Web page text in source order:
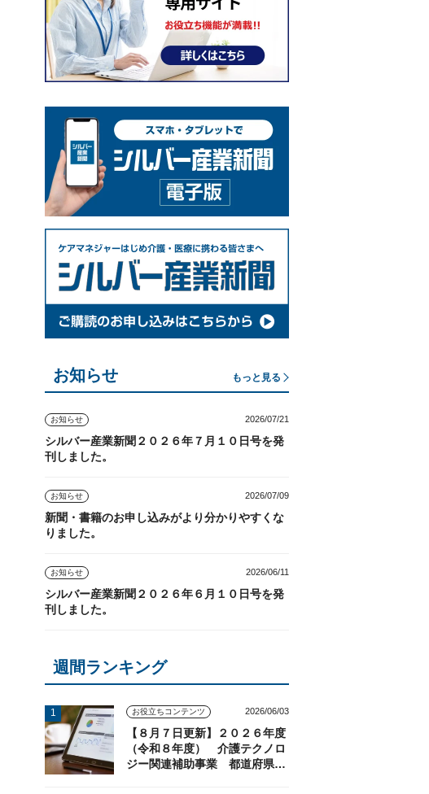
お知らせ もっと見る
お知らせ 2026/07/21
シルバー産業新聞２０２６年７月１０日号を発
刊しました。
お知らせ 2026/07/09
新聞・書籍のお申し込みがより分かりやすくな
りました。
お知らせ 2026/06/11
シルバー産業新聞２０２６年６月１０日号を発
刊しました。
週間ランキング
お役立ちコンテンツ 2026/06/03
【８月７日更新】２０２６年度
（令和８年度） 介護テクノロ
ジー関連補助事業 都道府県の